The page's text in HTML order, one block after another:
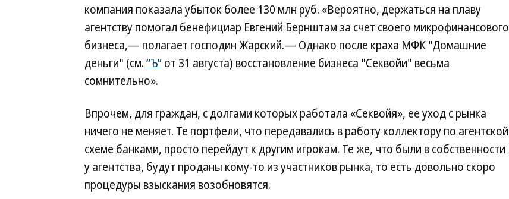
компания показала убыток более 130 млн руб. «Вероятно, держаться на плаву
агентству помогал бенефициар Евгений Бернштам за счет своего микрофинансового
бизнеса,— полагает господин Жарский.— Однако после краха МФК "Домашние
деньги" (см.“Ъ”от 31 августа) восстановление бизнеса "Секвойи" весьма
сомнительно».
Впрочем, для граждан, с долгами которых работала «Секвойя», ее уход с рынка
ничего не меняет. Те портфели, что передавались в работу коллектору по агентской
схеме банками, просто перейдут к другим игрокам. Те же, что были в собственности
у агентства, будут проданы кому-то из участников рынка, то есть довольно скоро
процедуры взыскания возобновятся.